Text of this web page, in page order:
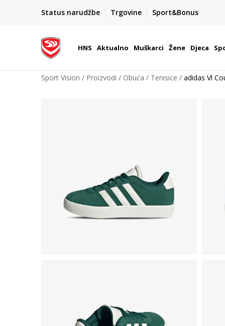
Status narudžbe Trgovine Sport&Bonus
BOX NOW
Dostava 1,50 €
| Više od 800 paketomata u Hrvatskoj
HNS Aktualno Muškarci Žene Djeca
Sport Vision Proizvodi Obuća Tenisice adidas Vl